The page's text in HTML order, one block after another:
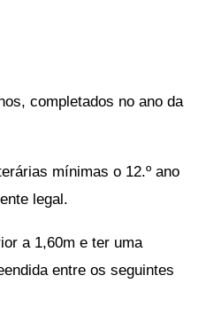
completados no ano da
mínimas o 12.º ano
legal.
a 1,60m e ter uma
entre os seguintes